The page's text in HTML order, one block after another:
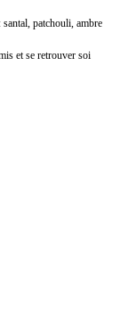
patchouli, ambre
et se retrouver soi